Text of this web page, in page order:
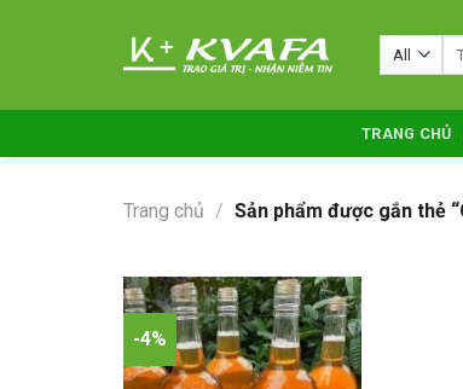
TRANG CHỦ
Trang chủ / Sản phẩm được gắn thẻ
-4%